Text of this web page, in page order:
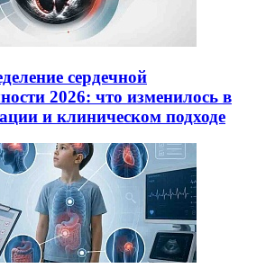
сердечной
2026: что изменилось в
и клиническом подходе